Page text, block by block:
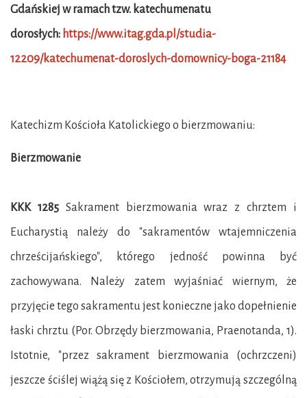
Gdańskiej w ramach tzw. katechumenatu
dorosłych: https://www.itag.gda.pl/studia-
12209/katechumenat-doroslych-domownicy-boga-21184
Katechizm Kościoła Katolickiego o bierzmowaniu:
Bierzmowanie
KKK 1285Sakrament bierzmowania wraz z chrztem i
Eucharystią należy do "sakramentów wtajemniczenia
chrześcijańskiego", którego jedność powinna być
zachowywana. Należy zatem wyjaśniać wiernym, że
przyjęcie tego sakramentu jest konieczne jako dopełnienie
łaski chrztu (Por. Obrzędy bierzmowania, Praenotanda, 1).
Istotnie, "przez sakrament bierzmowania (ochrzczeni)
jeszcze ściślej wiążą się z Kościołem, otrzymują szczególną